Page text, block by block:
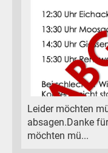
Leider möchten
absagen.Danke
möchten mü...